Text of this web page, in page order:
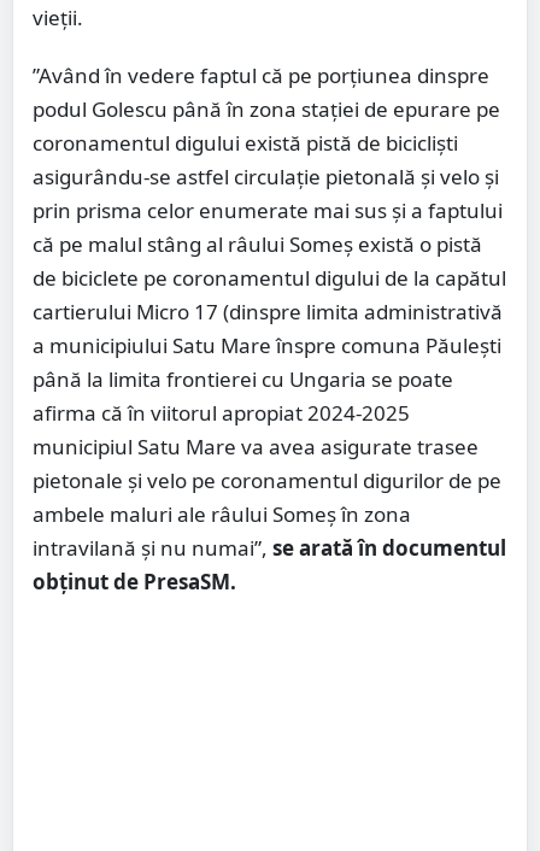
vieții.
”Având în vedere faptul că pe porțiunea dinspre
podul Golescu până în zona stației de epurare pe
coronamentul digului există pistă de bicicliști
asigurându-se astfel circulație pietonală și velo și
prin prisma celor enumerate mai sus și a faptului
că pe malul stâng al râului Someș există o pistă
de biciclete pe coronamentul digului de la capătul
cartierului Micro 17 (dinspre limita administrativă
a municipiului Satu Mare înspre comuna Păulești
până la limita frontierei cu Ungaria se poate
afirma că în viitorul apropiat 2024-2025
municipiul Satu Mare va avea asigurate trasee
pietonale și velo pe coronamentul digurilor de pe
ambele maluri ale râului Someș în zona
intravilană și nu numai”, se arată în documentul
obținut de PresaSM.